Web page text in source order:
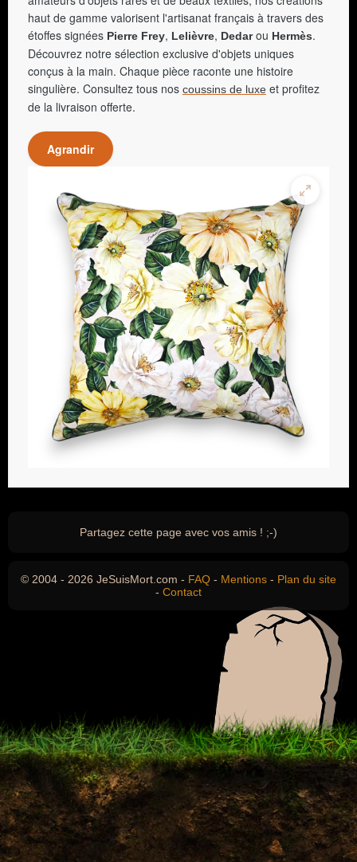
haut de gamme valorisent l'artisanat français à travers des
étoffes signées Pierre Frey, Lelièvre, Dedarou Hermès.
Découvrez notre sélection exclusive d'objets uniques
conçus à la main. Chaque pièce raconte une histoire
singulière. Consultez tous nos coussins de luxe et profitez
de la livraison offerte.
Agrandir
Partagez cette page avec vos amis ! ;-)
© 2004 - 2026 JeSuisMort.com - FAQ - Mentions - Plan du site
- Contact